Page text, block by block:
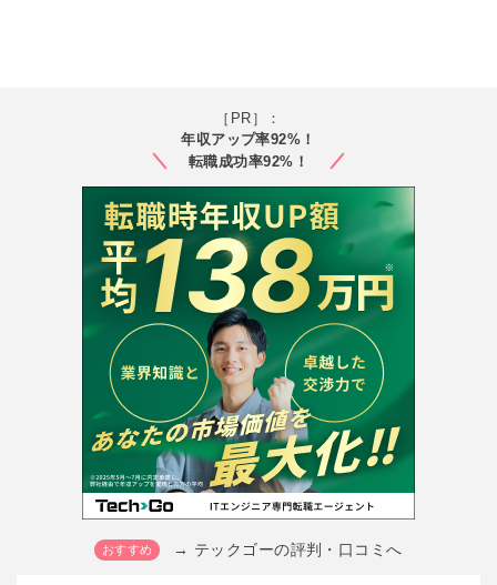
［PR］：
年収アップ率92%！
転職成功率92%！
→ テックゴーの評判・口コミへ